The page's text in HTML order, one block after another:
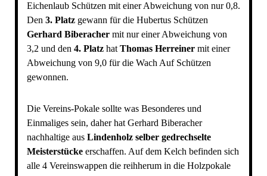
Eichenlaub Schützen mit einer Abweichung von nur 0,8.
Den 3. Platzgewann für die Hubertus Schützen
Gerhard Biberachermit nur einer Abweichung von
3,2 und den 4. Platzhat Thomas Herreinermit einer
Abweichung von 9,0 für die Wach Auf Schützen
gewonnen.
Die Vereins-Pokale sollte was Besonderes und
Einmaliges sein, daher hat Gerhard Biberacher
nachhaltige aus Lindenholz selber gedrechselte
Meisterstückeerschaffen. Auf dem Kelch befinden sich
alle 4 Vereinswappen die reihherum in die Holzpokale